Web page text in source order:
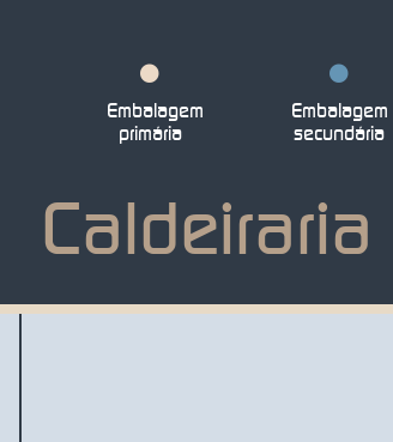
Embalagem
primária
Embalagem
secundária
Caldeiraria